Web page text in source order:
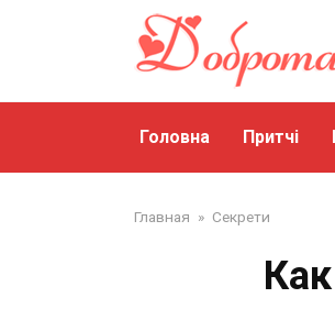
Головна Притчі
Главная » Секрети